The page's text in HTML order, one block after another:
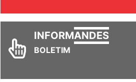
INFORMANDES
BOLETIM